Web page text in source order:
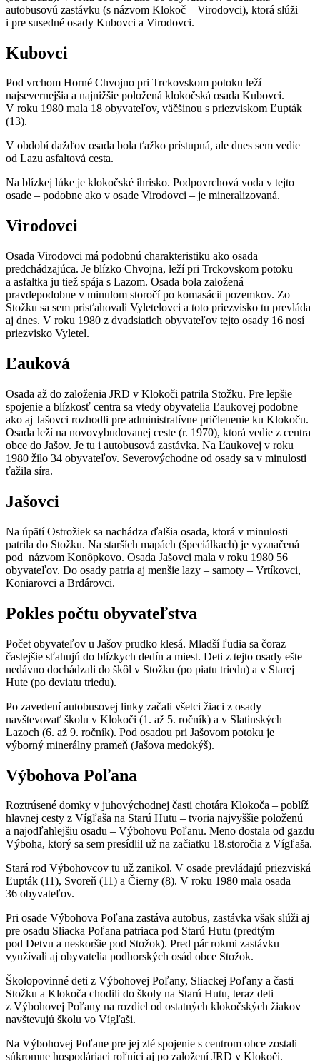
autobusovú zastávku (s názvom Klokoč – Virodovci), ktorá slúži
i pre susedné osady Kubovci a Virodovci.
Kubovci
Pod vrchom Horné Chvojno pri Trckovskom potoku leží
najsevernejšia a najnižšie položená klokočská osada Kubovci.
V roku 1980 mala 18 obyvateľov, väčšinou s priezviskom Ľupták
(13).
V období dažďov osada bola ťažko prístupná, ale dnes sem vedie
od Lazu asfaltová cesta.
Na blízkej lúke je klokočské ihrisko. Podpovrchová voda v tejto
osade – podobne ako v osade Virodovci – je mineralizovaná.
Virodovci
Osada Virodovci má podobnú charakteristiku ako osada
predchádzajúca. Je blízko Chvojna, leží pri Trckovskom potoku
a asfaltka ju tiež spája s Lazom. Osada bola založená
pravdepodobne v minulom storočí po komasácii pozemkov. Zo
Stožku sa sem prisťahovali Vyletelovci a toto priezvisko tu prevláda
aj dnes. V roku 1980 z dvadsiatich obyvateľov tejto osady 16 nosí
priezvisko Vyletel.
Ľauková
Osada až do založenia JRD v Klokoči patrila Stožku. Pre lepšie
spojenie a blízkosť centra sa vtedy obyvatelia Ľaukovej podobne
ako aj Jašovci rozhodli pre administratívne pričlenenie ku Klokoču.
Osada leží na novovybudovanej ceste (r. 1970), ktorá vedie z centra
obce do Jašov. Je tu i autobusová zastávka. Na Ľaukovej v roku
1980 žilo 34 obyvateľov. Severovýchodne od osady sa v minulosti
ťažila síra.
Jašovci
Na úpätí Ostrožiek sa nachádza ďalšia osada, ktorá v minulosti
patrila do Stožku. Na starších mapách (špeciálkach) je vyznačená
pod názvom Konôpkovo. Osada Jašovci mala v roku 1980 56
obyvateľov. Do osady patria aj menšie lazy – samoty – Vrtíkovci,
Koniarovci a Brdárovci.
Pokles počtu obyvateľstva
Počet obyvateľov u Jašov prudko klesá. Mladší ľudia sa čoraz
častejšie sťahujú do blízkych dedín a miest. Deti z tejto osady ešte
nedávno dochádzali do škôl v Stožku (po piatu triedu) a v Starej
Hute (po deviatu triedu).
Po zavedení autobusovej linky začali všetci žiaci z osady
navštevovať školu v Klokoči (1. až 5. ročník) a v Slatinských
Lazoch (6. až 9. ročník). Pod osadou pri Jašovom potoku je
výborný minerálny prameň (Jašova medokýš).
Výbohova Poľana
Roztrúsené domky v juhovýchodnej časti chotára Klokoča – poblíž
hlavnej cesty z Vígľaša na Starú Hutu – tvoria najvyššie položenú
a najodľahlejšiu osadu – Výbohovu Poľanu. Meno dostala od gazdu
Výboha, ktorý sa sem presídlil už na začiatku 18.storočia z Vígľaša.
Stará rod Výbohovcov tu už zanikol. V osade prevládajú priezviská
Ľupták (11), Svoreň (11) a Čierny (8). V roku 1980 mala osada
36 obyvateľov.
Pri osade Výbohova Poľana zastáva autobus, zastávka však slúži aj
pre osadu Sliacka Poľana patriaca pod Starú Hutu (predtým
pod Detvu a neskoršie pod Stožok). Pred pár rokmi zastávku
využívali aj obyvatelia podhorských osád obce Stožok.
Školopovinné deti z Výbohovej Poľany, Sliackej Poľany a časti
Stožku a Klokoča chodili do školy na Starú Hutu, teraz deti
z Výbohovej Poľany na rozdiel od ostatných klokočských žiakov
navštevujú školu vo Vígľaši.
Na Výbohovej Poľane pre jej zlé spojenie s centrom obce zostali
súkromne hospodáriaci roľníci aj po založení JRD v Klokoči.